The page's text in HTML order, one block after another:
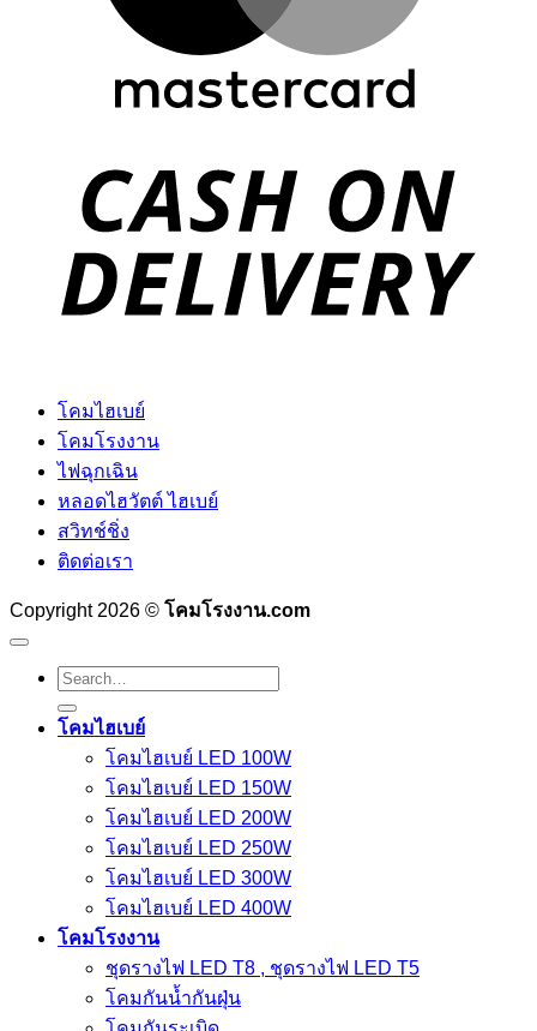
โคมไฮเบย์
โคมโรงงาน
ไฟฉุกเฉิน
หลอดไฮวัตต์ ไฮเบย์
สวิทช์ชิ่ง
ติดต่อเรา
Copyright 2026 © โคมโรงงาน.com
Search
for:
โคมไฮเบย์
โคมไฮเบย์ LED 100W
โคมไฮเบย์ LED 150W
โคมไฮเบย์ LED 200W
โคมไฮเบย์ LED 250W
โคมไฮเบย์ LED 300W
โคมไฮเบย์ LED 400W
โคมโรงงาน
ชุดรางไฟ LED T8 , ชุดรางไฟ LED T5
โคมกันน้ำกันฝุ่น